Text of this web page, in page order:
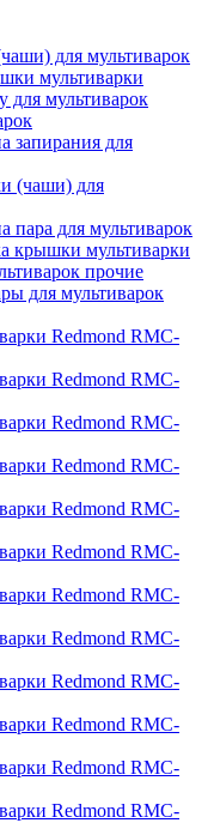
для мультиварок
мультиварки
для мультиварок
запирания для
(чаши) для
пара для мультиварок
крышки мультиварки
прочие
для мультиварок
Redmond RMC-
Redmond RMC-
Redmond RMC-
Redmond RMC-
Redmond RMC-
Redmond RMC-
Redmond RMC-
Redmond RMC-
Redmond RMC-
Redmond RMC-
Redmond RMC-
Redmond RMC-